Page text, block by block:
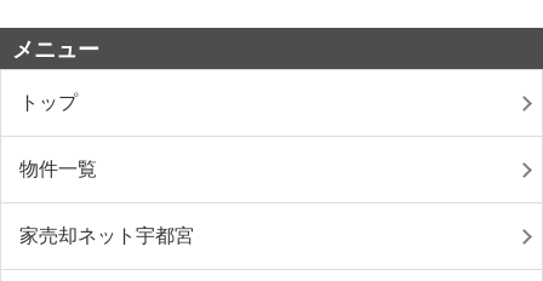
メニュー
トップ
物件一覧
家売却ネット宇都宮